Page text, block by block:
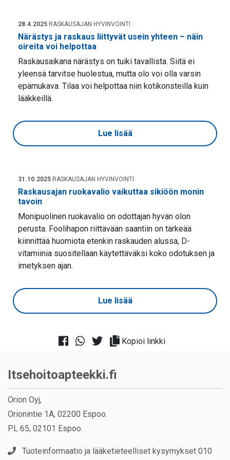
28.4.2025 RASKAUSAJAN HYVINVOINTI
Närästys ja raskaus liittyvät usein yhteen – näin
oireita voi helpottaa
Raskausaikana närästys on tuiki tavallista. Siitä ei
yleensä tarvitse huolestua, mutta olo voi olla varsin
epämukava. Tilaa voi helpottaa niin kotikonsteilla kuin
lääkkeillä.
Lue lisää
31.10.2025 RASKAUSAJAN HYVINVOINTI
Raskausajan ruokavalio vaikuttaa sikiöön monin
tavoin
Monipuolinen ruokavalio on odottajan hyvän olon
perusta. Foolihapon riittävään saantiin on tärkeää
kiinnittää huomiota etenkin raskauden alussa, D-
vitamiinia suositellaan käytettäväksi koko odotuksen ja
imetyksen ajan.
Lue lisää
Kopioi linkki
Itsehoitoapteekki.fi
Orion Oyj,
Orionintie 1A, 02200 Espoo.
PL 65, 02101 Espoo.
Tuoteinformaatio ja lääketieteelliset kysymykset 010